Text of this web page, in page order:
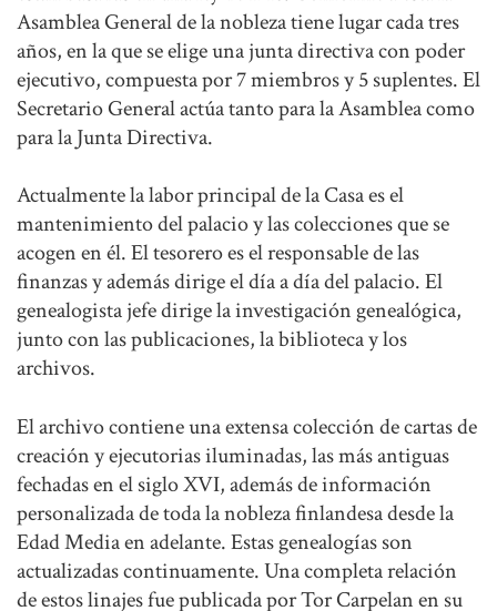
Asamblea General de la nobleza tiene lugar cada tres
años, en la que se elige una junta directiva con poder
ejecutivo, compuesta por 7 miembros y 5 suplentes. El
Secretario General actúa tanto para la Asamblea como
para la Junta Directiva.
Actualmente la labor principal de la Casa es el
mantenimiento del palacio y las colecciones que se
acogen en él. El tesorero es el responsable de las
finanzas y además dirige el día a día del palacio. El
genealogista jefe dirige la investigación genealógica,
junto con las publicaciones, la biblioteca y los
archivos.
El archivo contiene una extensa colección de cartas de
creación y ejecutorias iluminadas, las más antiguas
fechadas en el siglo XVI, además de información
personalizada de toda la nobleza finlandesa desde la
Edad Media en adelante. Estas genealogías son
actualizadas continuamente. Una completa relación
de estos linajes fue publicada por Tor Carpelan en su